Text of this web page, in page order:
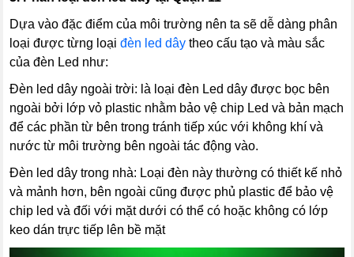
Dựa vào đặc điểm của môi trường nên ta sẽ dễ dàng phân
loại được từng loạiđèn led dây theo cấu tạo và màu sắc
của đèn Led như:
Đèn led dây ngoài trời: là loại đèn Led dây được bọc bên
ngoài bởi lớp vỏ plastic nhằm bảo vệ chip Led và bản mạch
để các phần từ bên trong tránh tiếp xúc với không khí và
nước từ môi trường bên ngoài tác động vào.
Đèn led dây trong nhà: Loại đèn này thường có thiết kế nhỏ
và mảnh hơn, bên ngoài cũng được phủ plastic để bảo vệ
chip led và đối với mặt dưới có thể có hoặc không có lớp
keo dán trực tiếp lên bề mặt